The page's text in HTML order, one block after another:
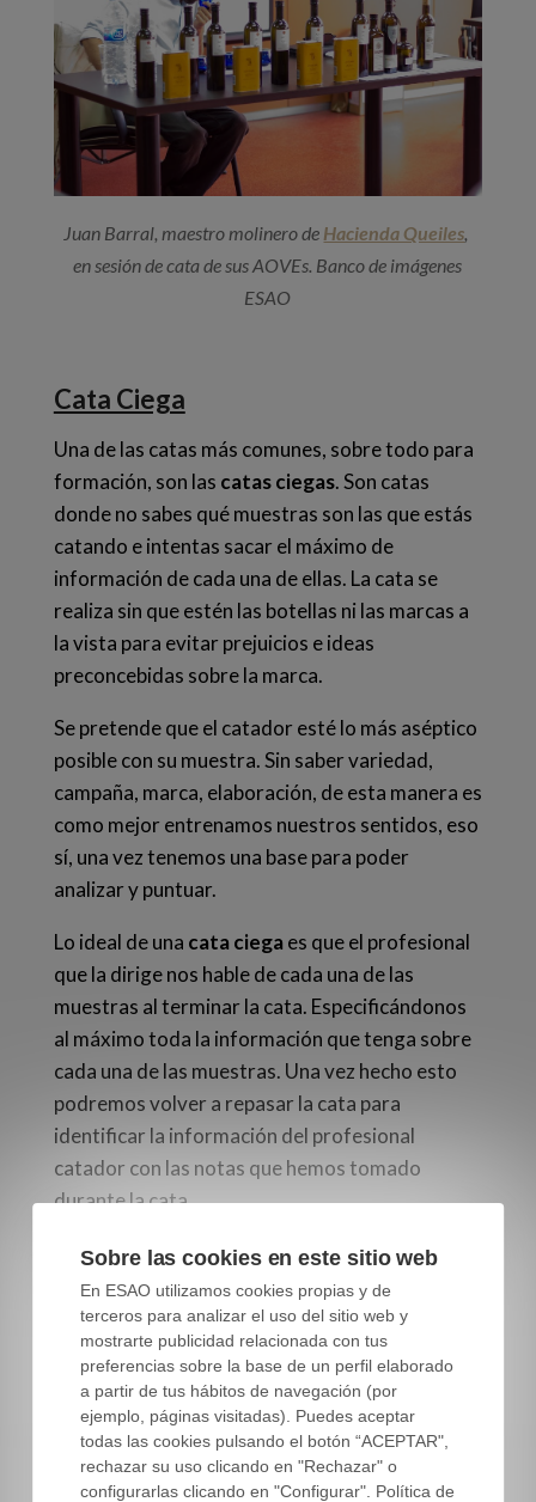
Juan Barral, maestro molinero de Hacienda Queiles,
en sesión de cata de sus AOVEs. Banco de imágenes
ESAO
Cata Ciega
Una de las catas más comunes, sobre todo para
formación, son las catas ciegas. Son catas
donde no sabes qué muestras son las que estás
catando e intentas sacar el máximo de
información de cada una de ellas. La cata se
realiza sin que estén las botellas ni las marcas a
la vista para evitar prejuicios e ideas
preconcebidas sobre la marca.
Se pretende que el catador esté lo más aséptico
posible con su muestra. Sin saber variedad,
campaña, marca, elaboración, de esta manera es
como mejor entrenamos nuestros sentidos, eso
sí, una vez tenemos una base para poder
analizar y puntuar.
Lo ideal de una cata ciega es que el profesional
que la dirige nos hable de cada una de las
muestras al terminar la cata. Especificándonos
al máximo toda la información que tenga sobre
cada una de las muestras. Una vez hecho esto
podremos volver a repasar la cata para
identificar la información del profesional
catador con las notas que hemos tomado
durante la cata.
Sobre las cookies en este sitio web
En ESAO utilizamos cookies propias y de
terceros para analizar el uso del sitio web y
mostrarte publicidad relacionada con tus
preferencias sobre la base de un perfil elaborado
a partir de tus hábitos de navegación (por
ejemplo, páginas visitadas). Puedes aceptar
todas las cookies pulsando el botón “ACEPTAR",
rechazar su uso clicando en "Rechazar" o
configurarlas clicando en "Configurar". Política de